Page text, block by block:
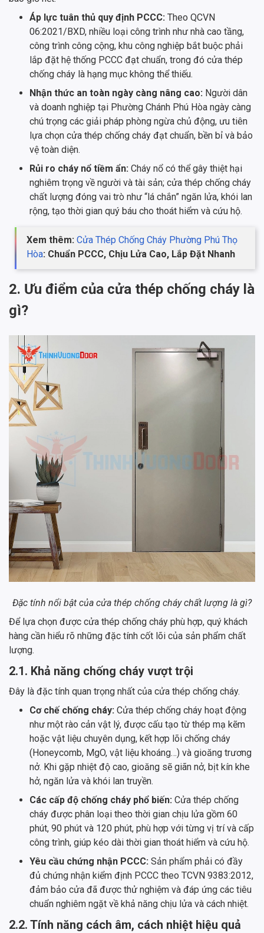
Áp lực tuân thủ quy định PCCC: Theo QCVN
06:2021/BXD, nhiều loại công trình như nhà cao tầng,
công trình công cộng, khu công nghiệp bắt buộc phải
lắp đặt hệ thống PCCC đạt chuẩn, trong đó cửa thép
chống cháy là hạng mục không thể thiếu.
Nhận thức an toàn ngày càng nâng cao: Người dân
và doanh nghiệp tại Phường Chánh Phú Hòa ngày càng
chú trọng các giải pháp phòng ngừa chủ động, ưu tiên
lựa chọn cửa thép chống cháy đạt chuẩn, bền bỉ và bảo
vệ toàn diện.
Rủi ro cháy nổ tiềm ẩn: Cháy nổ có thể gây thiệt hại
nghiêm trọng về người và tài sản; cửa thép chống cháy
chất lượng đóng vai trò như “lá chắn” ngăn lửa, khói lan
rộng, tạo thời gian quý báu cho thoát hiểm và cứu hộ.
Xem thêm: Cửa Thép Chống Cháy Phường Phú Thọ
Hòa: Chuẩn PCCC, Chịu Lửa Cao, Lắp Đặt Nhanh
2. Ưu điểm của cửa thép chống cháy là
gì?
Đặc tính nổi bật của cửa thép chống cháy chất lượng là gì?
Để lựa chọn được cửa thép chống cháy phù hợp, quý khách
hàng cần hiểu rõ những đặc tính cốt lõi của sản phẩm chất
lượng.
2.1. Khả năng chống cháy vượt trội
Đây là đặc tính quan trọng nhất của cửa thép chống cháy.
Cơ chế chống cháy: Cửa thép chống cháy hoạt động
như một rào cản vật lý, được cấu tạo từ thép mạ kẽm
hoặc vật liệu chuyên dụng, kết hợp lõi chống cháy
(Honeycomb, MgO, vật liệu khoáng…) và gioăng trương
nở. Khi gặp nhiệt độ cao, gioăng sẽ giãn nở, bịt kín khe
hở, ngăn lửa và khói lan truyền.
Các cấp độ chống cháy phổ biến: Cửa thép chống
cháy được phân loại theo thời gian chịu lửa gồm 60
phút, 90 phút và 120 phút, phù hợp với từng vị trí và cấp
công trình, giúp kéo dài thời gian thoát hiểm và cứu hộ.
Yêu cầu chứng nhận PCCC: Sản phẩm phải có đầy
đủ chứng nhận kiểm định PCCC theo TCVN 9383:2012,
đảm bảo cửa đã được thử nghiệm và đáp ứng các tiêu
chuẩn nghiêm ngặt về khả năng chịu lửa và cách nhiệt.
2.2. Tính năng cách âm, cách nhiệt hiệu quả